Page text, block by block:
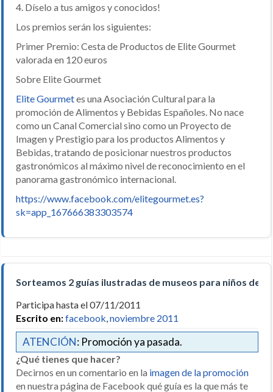
4. Díselo a tus amigos y conocidos!
Los premios serán los siguientes:
Primer Premio: Cesta de Productos de Elite Gourmet
valorada en 120 euros
Sobre Elite Gourmet
Elite Gourmetes una Asociación Cultural para la
promoción de Alimentos y Bebidas Españoles. No nace
como un Canal Comercial sino como un Proyecto de
Imagen y Prestigio para los productos Alimentos y
Bebidas, tratando de posicionar nuestros productos
gastronómicos al máximo nivel de reconocimiento en el
panorama gastronómico internacional.
https://www.facebook.com/elitegourmet.es?
sk=app_167666383303574
Sorteamos 2 guías ilustradas de museos para niños de
Participa hasta el 07/11/2011
Escrito en:facebook,noviembre 2011
ATENCIÓN: Promoción ya pasada.
¿Qué tienes que hacer?
Decirnos en un comentario en la imagen de la promoción
en nuestra página de Facebook qué guía es la que más te